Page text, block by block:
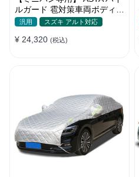
ルガード 雹対策車両ボディカ
バー 5層構造 雹対策 厚手 凍
ープ付きボディカバー
汎用 スズキ アルト対応
¥ 24,320 (税込)